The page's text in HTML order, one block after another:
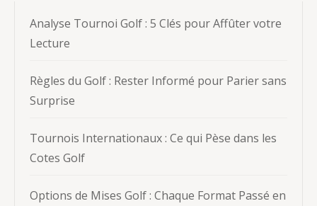
Analyse Tournoi Golf : 5 Clés pour Affûter votre
Lecture
Règles du Golf : Rester Informé pour Parier sans
Surprise
Tournois Internationaux : Ce qui Pèse dans les
Cotes Golf
Options de Mises Golf : Chaque Format Passé en